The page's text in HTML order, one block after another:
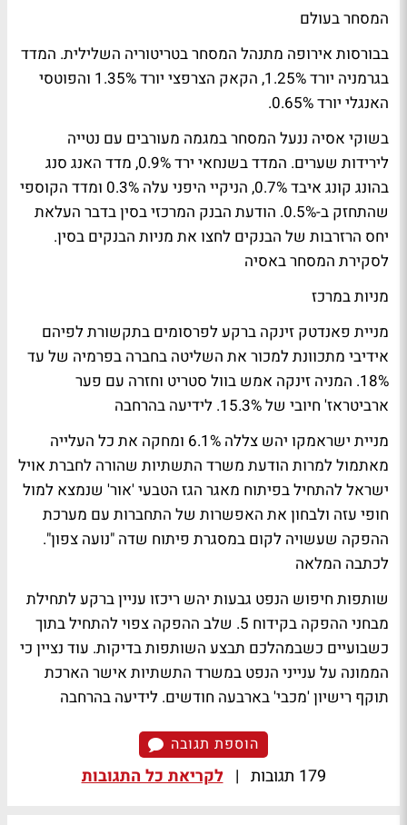
המסחר בעולם
בבורסות אירופה מתנהל המסחר בטריטוריה השלילית. המדד
בגרמניה יורד 1.25%, הקאק הצרפצי יורד 1.35% והפוטסי
האנגלי יורד 0.65%.
בשוקי אסיה ננעל המסחר במגמה מעורבים עם נטייה
לירידות שערים. המדד בשנחאי ירד 0.9%, מדד האנג סנג
בהונג קונג איבד 0.7%, הניקיי היפני עלה 0.3% ומדד הקוספי
שהתחזק ב-0.5%. הודעת הבנק המרכזי בסין בדבר העלאת
יחס הרזרבות של הבנקים לחצו את מניות הבנקים בסין.
לסקירת המסחר באסיה
מניות במרכז
מניית פאנדטק זינקה ברקע לפרסומים בתקשורת לפיהם
אידיבי מתכוונת למכור את השליטה בחברה בפרמיה של עד
18%. המניה זינקה אמש בוול סטריט וחזרה עם פער
ארביטראז' חיובי של 15.3%.
לידיעה בהרחבה
מניית ישראמקו יהש צללה 6.1% ומחקה את כל העלייה
מאתמול למרות הודעת משרד התשתיות שהורה לחברת אויל
ישראל להתחיל בפיתוח מאגר הגז הטבעי 'אור' שנמצא למול
חופי עזה ולבחון את האפשרות של התחברות עם מערכת
ההפקה שעשויה לקום במסגרת פיתוח שדה "נועה צפון".
לכתבה המלאה
שותפות חיפוש הנפט גבעות יהש ריכזו עניין ברקע לתחילת
מבחני ההפקה בקידוח 5. שלב ההפקה צפוי להתחיל בתוך
כשבועיים כשבמהלכם תבצע השותפות בדיקות. עוד נציין כי
הממונה על ענייני הנפט במשרד התשתיות אישר הארכת
תוקף רישיון 'מכבי' בארבעה חודשים. לידיעה בהרחבה
הוספת תגובה
179 תגובות | לקריאת כל התגובות